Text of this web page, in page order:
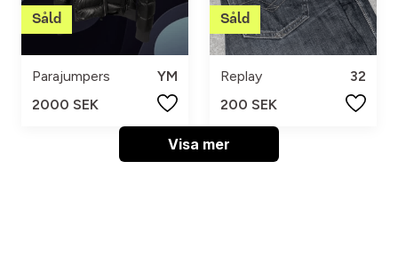
Parajumpers
YM
2000 SEK
Replay
32
200 SEK
Visa mer